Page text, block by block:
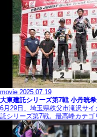
movie 2025.07.19
大東建託シリーズ第7戦 ⼩丹晄
6月29日、埼玉県秩父市滝沢サ
託シリーズ第7戦。最高峰カテゴ